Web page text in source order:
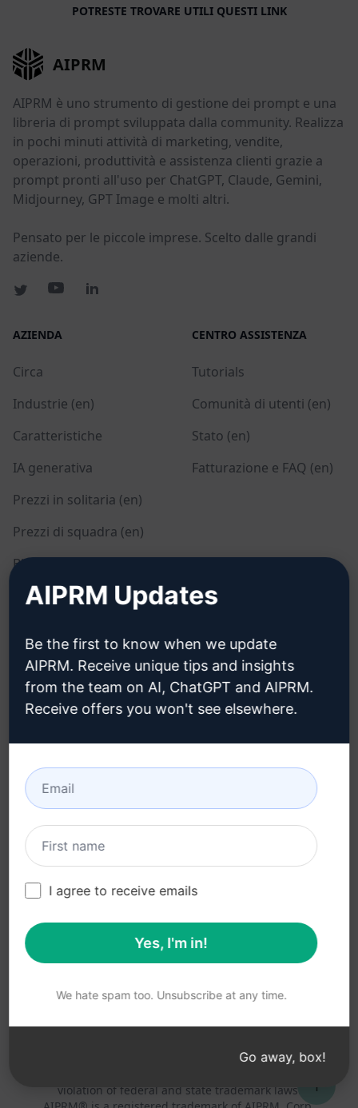
POTRESTE TROVARE UTILI QUESTI LINK
AIPRM
AIPRM è uno strumento di gestione dei prompt e una
libreria di prompt sviluppata dalla community. Realizza
in pochi minuti attività di marketing, vendite,
operazioni, produttività e assistenza clienti grazie a
prompt pronti all'uso per ChatGPT, Claude, Gemini,
Midjourney, GPT Image e molti altri.
Pensato per le piccole imprese. Scelto dalle grandi
aziende.
AZIENDA
Circa
Industrie (en)
Caratteristiche
IA generativa
Prezzi in solitaria (en)
Prezzi di squadra (en)
Blog (en)
CENTRO ASSISTENZA
Tutorials
Comunità di utenti (en)
Stato (en)
Fatturazione e FAQ (en)
Informativa sulla privacy
(en)
Politica di utilizzo
Termini dell'estensione
del browser (en)
Termini di fatturazione
(en)
Come installare
Google Chrome (en)
Microsoft Edge (en)
© 2026
All logos, trademarks, and registered trademarks are the
AIPRM and other related brand names are registered
laws.
and EU CTM EU18823472, EU18830896.
violation of federal and state trademark laws.
↑
AIPRM Updates
Be the first to know when we update
AIPRM. Receive unique tips and insights
from the team on AI, ChatGPT and AIPRM.
Receive offers you won't see elsewhere.
I agree to receive emails
Yes, I'm in!
We hate spam too. Unsubscribe at any time.
Go away, box!